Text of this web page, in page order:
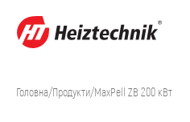
Головна/Продукти/MaxPell ZB 200 кВт